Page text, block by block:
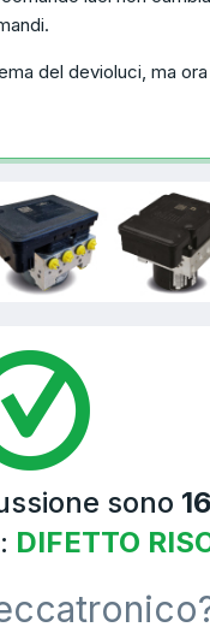
del devioluci, ma
sono 16
DIFETTO